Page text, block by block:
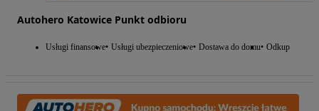
Autohero Katowice Punkt odbioru
Usługi finansowe Usługi ubezpieczeniowe Dostawa do domu Odkup